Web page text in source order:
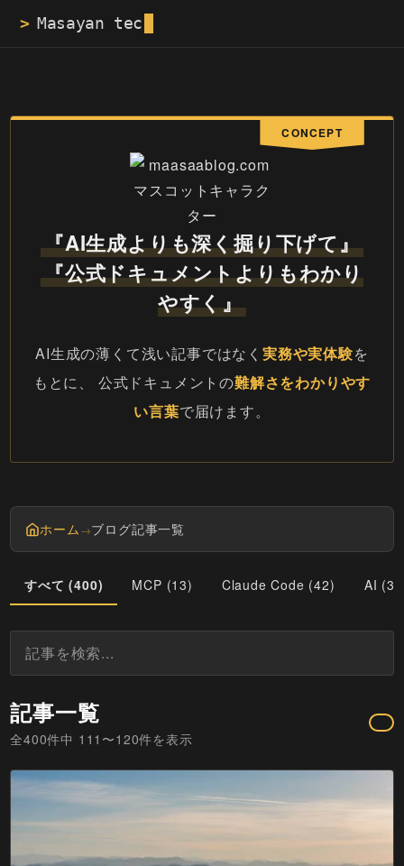
>
CONCEPT
『AI生成よりも深く掘り下げて』
『公式ドキュメントよりもわかり
やすく』
AI生成の薄くて浅い記事ではなく実務や実体験を
もとに、
公式ドキュメントの難解さをわかりやす
い言葉で届けます。
ホーム→ブログ記事一覧
すべて (400) MCP (13) Claude Code (42) AI (34
記事一覧
全400件中 111 〜120件を表示